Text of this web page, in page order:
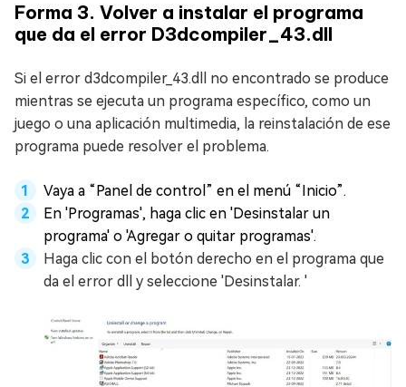
Forma 3. Volver a instalar el programa
que da el error D3dcompiler_43.dll
Si el error d3dcompiler_43.dll no encontrado se produce
mientras se ejecuta un programa específico, como un
juego o una aplicación multimedia, la reinstalación de ese
programa puede resolver el problema.
Vaya a “Panel de control” en el menú “Inicio”.
En 'Programas', haga clic en 'Desinstalar un
programa' o 'Agregar o quitar programas'.
Haga clic con el botón derecho en el programa que
da el error dll y seleccione 'Desinstalar. '